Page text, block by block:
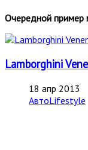
Очередной пример
Lamborghini
18 апр 2013
АвтоLifestyle